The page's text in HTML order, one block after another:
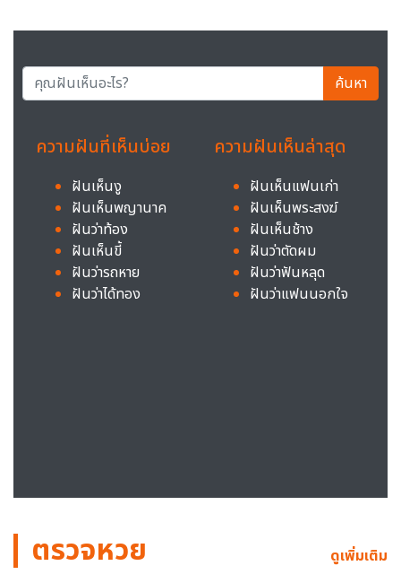
ค้นหา
ความฝันที่เห็นบ่อย
ฝันเห็นงู
ฝันเห็นพญานาค
ฝันว่าท้อง
ฝันเห็นขี้
ฝันว่ารถหาย
ฝันว่าได้ทอง
ความฝันเห็นล่าสุด
ฝันเห็นแฟนเก่า
ฝันเห็นพระสงฆ์
ฝันเห็นช้าง
ฝันว่าตัดผม
ฝันว่าฟันหลุด
ฝันว่าแฟนนอกใจ
ตรวจหวย ดูเพิ่มเติม